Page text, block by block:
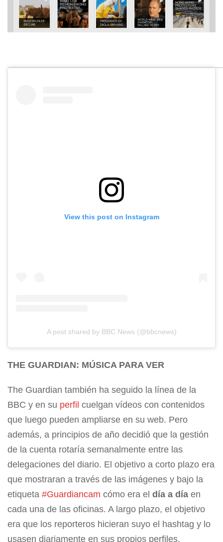
View this post on Instagram
A post shared by BBC News (@bbcnews)
THE GUARDIAN: MÚSICA PARA VER
The Guardian también ha seguido la línea de la
BBC y en su perfil cuelgan vídeos con contenidos
que luego pueden ampliarse en su web. Pero
además, a principios de año decidió que la gestión
de la cuenta rotaría semanalmente entre las
delegaciones del diario. El objetivo a corto plazo era
que mostraran a través de las imágenes y bajo la
etiqueta #Guardiancam cómo era el día a día en
cada una de las oficinas. A largo plazo, el objetivo
era que los reporteros hicieran suyo el hashtag y lo
usasen diariamente en sus propios perfiles,